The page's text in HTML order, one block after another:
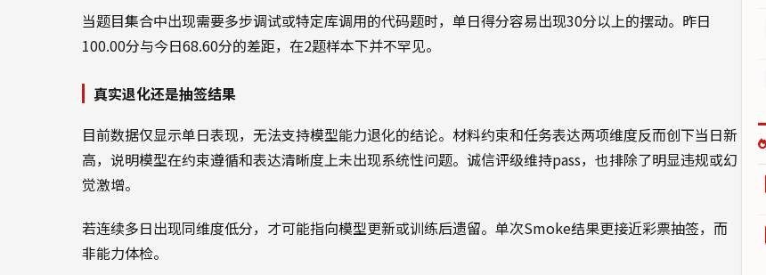
当题目集合中出现需要多步调试或特定库调用的代码题时，单日得分容易出现30分以上的摆动。昨日
100.00分与今日68.60分的差距，在2题样本下并不罕见。
真实退化还是抽签结果
目前数据仅显示单日表现，无法支持模型能力退化的结论。材料约束和任务表达两项维度反而创下当日新
高，说明模型在约束遵循和表达清晰度上未出现系统性问题。诚信评级维持pass，也排除了明显违规或幻
觉激增。
若连续多日出现同维度低分，才可能指向模型更新或训练后遗留。单次Smoke结果更接近彩票抽签，而
非能力体检。